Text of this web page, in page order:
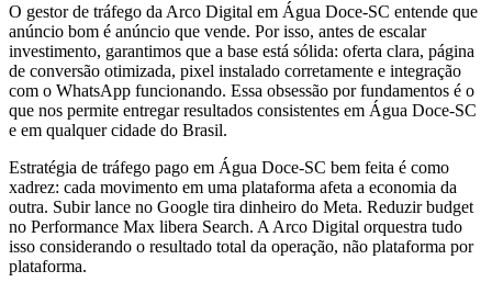
O gestor de tráfego da Arco Digital em Água Doce-SC entende que
anúncio bom é anúncio que vende. Por isso, antes de escalar
investimento, garantimos que a base está sólida: oferta clara, página
de conversão otimizada, pixel instalado corretamente e integração
com o WhatsApp funcionando. Essa obsessão por fundamentos é o
que nos permite entregar resultados consistentes em Água Doce-SC
e em qualquer cidade do Brasil.
Estratégia de tráfego pago em Água Doce-SC bem feita é como
xadrez: cada movimento em uma plataforma afeta a economia da
outra. Subir lance no Google tira dinheiro do Meta. Reduzir budget
no Performance Max libera Search. A Arco Digital orquestra tudo
isso considerando o resultado total da operação, não plataforma por
plataforma.